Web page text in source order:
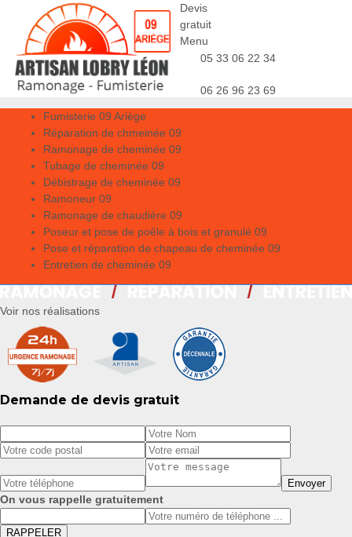
Devis
gratuit
Menu
05 33 06 22 34
06 26 96 23 69
Fumisterie 09 Ariège
Réparation de chmeinée 09
Ramonage de cheminée 09
Tubage de cheminée 09
Débistrage de cheminée 09
Ramoneur 09
Ramonage de chaudière 09
Poseur et pose de poêle à bois et granulé 09
Pose et réparation de chapeau de cheminée 09
Entretien de cheminée 09
Voir nos réalisations
Demande de devis gratuit
On vous rappelle gratuitement